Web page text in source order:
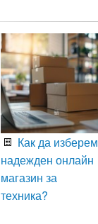
Как да изберем
надежден онлайн
магазин за
техника?